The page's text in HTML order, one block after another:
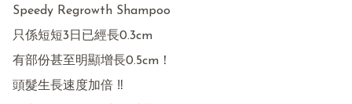
Speedy Regrowth Shampoo
只係短短3日已經長0.3cm
有部份甚至明顯增長0.5cm！
頭髮生長速度加倍 ‼️